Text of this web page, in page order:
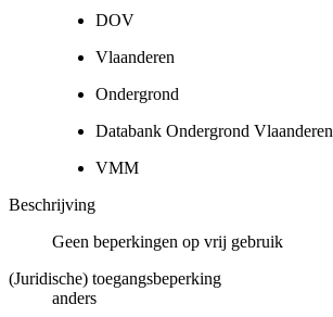
DOV
Vlaanderen
Ondergrond
Databank Ondergrond Vlaanderen
VMM
Beschrijving
Geen beperkingen op vrij gebruik
(Juridische) toegangsbeperking
anders